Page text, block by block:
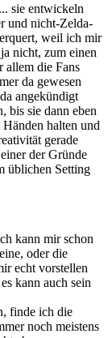
sie entwickeln
und nicht-Zelda-
weil ich mir
nicht, zum einen
allem die Fans
da gewesen
angekündigt
bis sie dann eben
halten und
gerade
der Gründe
üblichen Setting
kann mir schon
oder die
echt vorstellen
kann auch sein
finde ich die
noch meistens